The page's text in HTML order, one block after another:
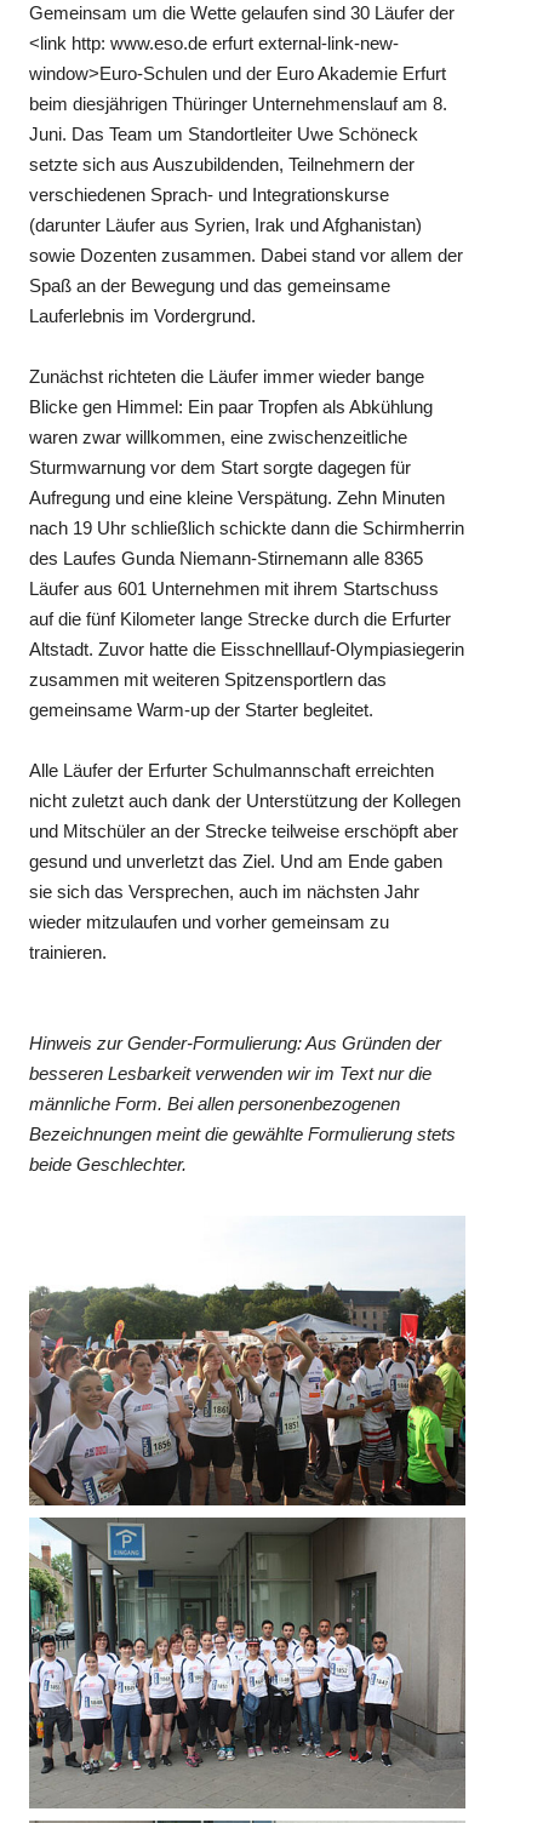
Gemeinsam um die Wette gelaufen sind 30 Läufer der
<link http: www.eso.de erfurt external-link-new-
window>Euro-Schulen und der Euro Akademie Erfurt
beim diesjährigen Thüringer Unternehmenslauf am 8.
Juni. Das Team um Standortleiter Uwe Schöneck
setzte sich aus Auszubildenden, Teilnehmern der
verschiedenen Sprach- und Integrationskurse
(darunter Läufer aus Syrien, Irak und Afghanistan)
sowie Dozenten zusammen. Dabei stand vor allem der
Spaß an der Bewegung und das gemeinsame
Lauferlebnis im Vordergrund.
Zunächst richteten die Läufer immer wieder bange
Blicke gen Himmel: Ein paar Tropfen als Abkühlung
waren zwar willkommen, eine zwischenzeitliche
Sturmwarnung vor dem Start sorgte dagegen für
Aufregung und eine kleine Verspätung. Zehn Minuten
nach 19 Uhr schließlich schickte dann die Schirmherrin
des Laufes Gunda Niemann-Stirnemann alle 8365
Läufer aus 601 Unternehmen mit ihrem Startschuss
auf die fünf Kilometer lange Strecke durch die Erfurter
Altstadt. Zuvor hatte die Eisschnelllauf-Olympiasiegerin
zusammen mit weiteren Spitzensportlern das
gemeinsame Warm-up der Starter begleitet.
Alle Läufer der Erfurter Schulmannschaft erreichten
nicht zuletzt auch dank der Unterstützung der Kollegen
und Mitschüler an der Strecke teilweise erschöpft aber
gesund und unverletzt das Ziel. Und am Ende gaben
sie sich das Versprechen, auch im nächsten Jahr
wieder mitzulaufen und vorher gemeinsam zu
trainieren.
Hinweis zur Gender-Formulierung: Aus Gründen der
besseren Lesbarkeit verwenden wir im Text nur die
männliche Form. Bei allen personenbezogenen
Bezeichnungen meint die gewählte Formulierung stets
beide Geschlechter.